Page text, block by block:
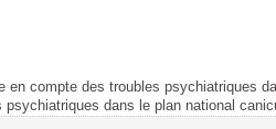
en compte des troubles psychiatriques
psychiatriques dans le plan national